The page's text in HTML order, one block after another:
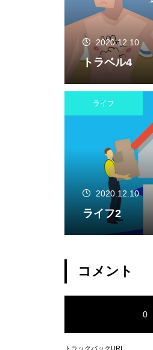
2020.12.10
トラベル4
ライフ
2020.12.10
ライフ2
コメント
0
トラックバックURL